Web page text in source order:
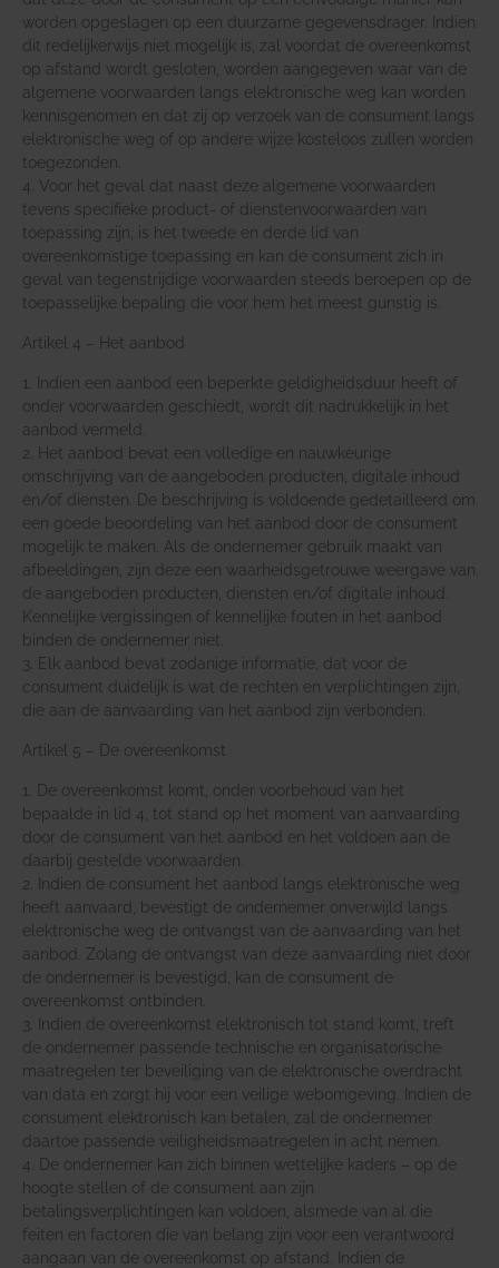
worden opgeslagen op een duurzame gegevensdrager. Indien
dit redelijkerwijs niet mogelijk is, zal voordat de overeenkomst
op afstand wordt gesloten, worden aangegeven waar van de
algemene voorwaarden langs elektronische weg kan worden
kennisgenomen en dat zij op verzoek van de consument langs
elektronische weg of op andere wijze kosteloos zullen worden
toegezonden.
4. Voor het geval dat naast deze algemene voorwaarden
tevens specifieke product- of dienstenvoorwaarden van
toepassing zijn, is het tweede en derde lid van
overeenkomstige toepassing en kan de consument zich in
geval van tegenstrijdige voorwaarden steeds beroepen op de
toepasselijke bepaling die voor hem het meest gunstig is.
Artikel 4 – Het aanbod
1. Indien een aanbod een beperkte geldigheidsduur heeft of
onder voorwaarden geschiedt, wordt dit nadrukkelijk in het
aanbod vermeld.
2. Het aanbod bevat een volledige en nauwkeurige
omschrijving van de aangeboden producten, digitale inhoud
en/of diensten. De beschrijving is voldoende gedetailleerd om
een goede beoordeling van het aanbod door de consument
mogelijk te maken. Als de ondernemer gebruik maakt van
afbeeldingen, zijn deze een waarheidsgetrouwe weergave van
de aangeboden producten, diensten en/of digitale inhoud.
Kennelijke vergissingen of kennelijke fouten in het aanbod
binden de ondernemer niet.
3. Elk aanbod bevat zodanige informatie, dat voor de
consument duidelijk is wat de rechten en verplichtingen zijn,
die aan de aanvaarding van het aanbod zijn verbonden.
Artikel 5 – De overeenkomst
1. De overeenkomst komt, onder voorbehoud van het
bepaalde in lid 4, tot stand op het moment van aanvaarding
door de consument van het aanbod en het voldoen aan de
daarbij gestelde voorwaarden.
2. Indien de consument het aanbod langs elektronische weg
heeft aanvaard, bevestigt de ondernemer onverwijld langs
elektronische weg de ontvangst van de aanvaarding van het
aanbod. Zolang de ontvangst van deze aanvaarding niet door
de ondernemer is bevestigd, kan de consument de
overeenkomst ontbinden.
3. Indien de overeenkomst elektronisch tot stand komt, treft
de ondernemer passende technische en organisatorische
maatregelen ter beveiliging van de elektronische overdracht
van data en zorgt hij voor een veilige webomgeving. Indien de
consument elektronisch kan betalen, zal de ondernemer
daartoe passende veiligheidsmaatregelen in acht nemen.
4. De ondernemer kan zich binnen wettelijke kaders – op de
hoogte stellen of de consument aan zijn
betalingsverplichtingen kan voldoen, alsmede van al die
feiten en factoren die van belang zijn voor een verantwoord
aangaan van de overeenkomst op afstand. Indien de